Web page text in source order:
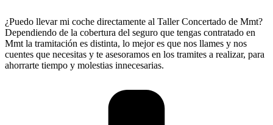
¿Puedo llevar mi coche directamente al Taller Concertado de Mmt?
Dependiendo de la cobertura del seguro que tengas contratado en
Mmt la tramitación es distinta, lo mejor es que nos llames y nos
cuentes que necesitas y te asesoramos en los tramites a realizar, para
ahorrarte tiempo y molestias innecesarias.